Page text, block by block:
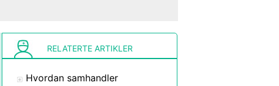
RELATERTE ARTIKLER
Hvordan samhandler